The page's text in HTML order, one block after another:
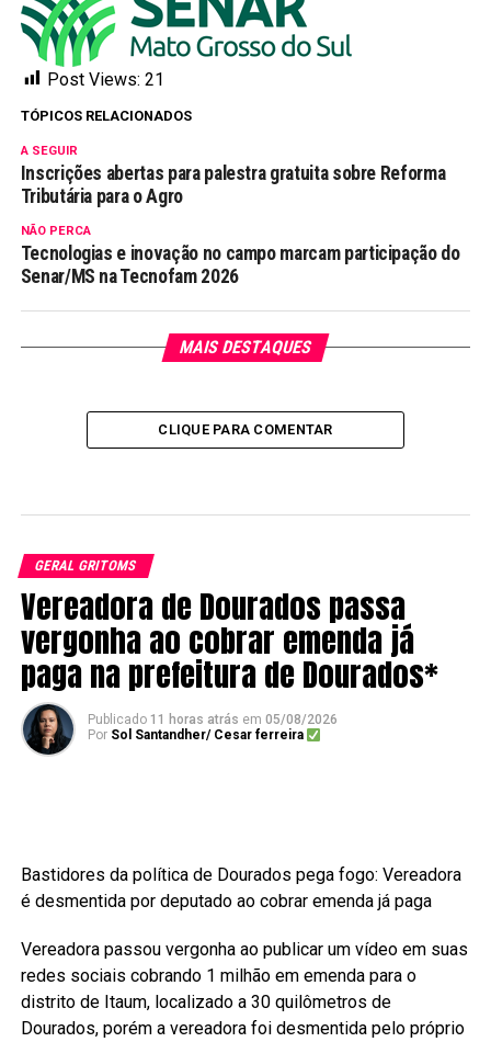
Post Views: 21
TÓPICOS RELACIONADOS
A SEGUIR
Inscrições abertas para palestra gratuita sobre Reforma
Tributária para o Agro
NÃO PERCA
Tecnologias e inovação no campo marcam participação do
Senar/MS na Tecnofam 2026
MAIS DESTAQUES
CLIQUE PARA COMENTAR
GERAL GRITOMS
Vereadora de Dourados passa
vergonha ao cobrar emenda já
paga na prefeitura de Dourados*
Publicado 11 horas atrás em 05/08/2026
Por Sol Santandher/ Cesar ferreira
Bastidores da política de Dourados pega fogo: Vereadora
é desmentida por deputado ao cobrar emenda já paga
Vereadora passou vergonha ao publicar um vídeo em suas
redes sociais cobrando 1 milhão em emenda para o
distrito de Itaum, localizado a 30 quilômetros de
Dourados, porém a vereadora foi desmentida pelo próprio